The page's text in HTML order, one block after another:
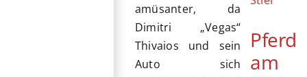
amüsanter, da
Dimitri „Vegas“
Thivaios und sein
Auto sich
Pferd
am